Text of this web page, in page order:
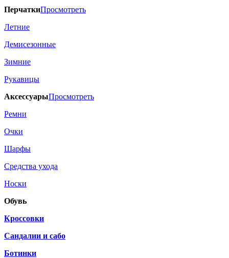
ПерчаткиПросмотреть
Летние
Демисезонные
Зимние
Рукавицы
АксессуарыПросмотреть
Ремни
Очки
Шарфы
Средства ухода
Носки
Обувь
Кроссовки
Сандалии и сабо
Ботинки